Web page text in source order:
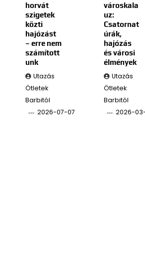
horvát
szigetek
közti
hajózást
– erre nem
számított
unk
Utazás
Ötletek
Barbitól
2026-07-07
városkala
uz:
Csatornat
úrák,
hajózás
és városi
élmények
Utazás
Ötletek
Barbitól
2026-